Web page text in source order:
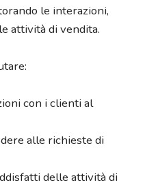
le interazioni,
attività di vendita.
con i clienti al
alle richieste di
delle attività di